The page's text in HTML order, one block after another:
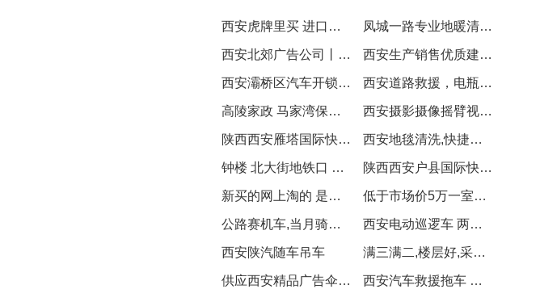
宇辰推广 1800平大差市临街独立空铺急租地铁口
西安虎牌里买 进口虎牌 商务礼品杯子 印字虎牌杯子批发 凤城一路专业地暖清洗,暖气片清洗,打压
西安北郊广告公司丨西安画册设计制作印刷丨西安手提袋制作 西安生产销售优质建筑材料、环保建材,你想要的都有
西安灞桥区汽车开锁公司电话 西安道路救援，电瓶搭电
高陵家政 马家湾保洁 马家湾家政 高陵保洁 西安摄影摄像摇臂视频制作宣传片会议活动直播
陕西西安雁塔国际快递专寄粉沫液体纯电池食品化妆品茶叶电子产品 西安地毯清洗,快捷速干清洗,泡沫机器清洗地毯
钟楼 北大街地铁口 骡马市 安远门 北门 回民街 单间 陕西西安户县国际快递专寄粉沫液体纯电池食品化妆品茶叶电子产品
新买的网上淘的 是小孩子骑得 低于市场价5万一室可改两室公园旁地铁口海荣名城可按揭
公路赛机车,当月骑走下个月再给三五百元 西安电动巡逻车 两轮巡逻车 四轮电动巡逻车 城管执法专用车
西安陕汽随车吊车 满三满二,楼层好,采光充足,配套齐全,交通便利
供应西安精品广告伞 雨伞雨具 西安广告帐篷 遮阳伞 西安汽车救援拖车 汽车送油服务